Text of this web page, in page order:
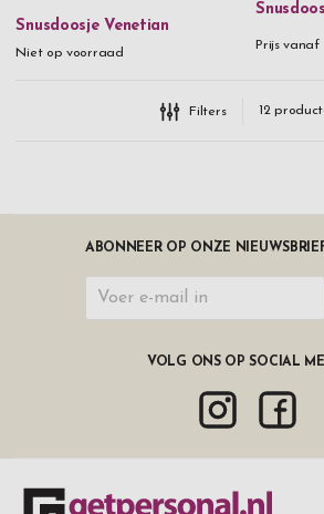
Snusdoosje Venetian
Niet op voorraad
Prijs vanaf
Filters 12
ABONNEER OP ONZE
VOLG ONS OP SOCIAL